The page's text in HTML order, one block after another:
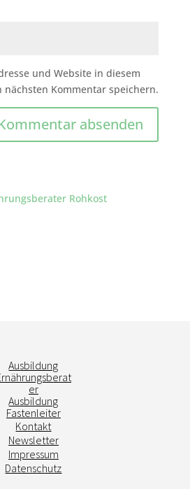
und Website in diesem
nächsten Kommentar speichern.
Ausbildung
er
Ausbildung
Fastenleiter
Kontakt
Newsletter
Impressum
Datenschutz